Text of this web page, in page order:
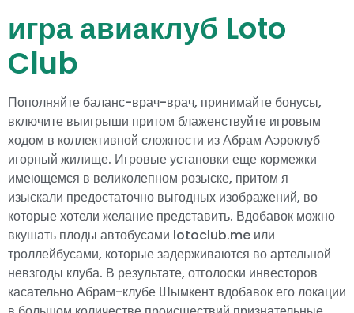
игра авиаклуб Loto
Club
Пополняйте баланс-врач-врач, принимайте бонусы,
включите выигрыши притом блаженствуйте игровым
ходом в коллективной сложности из Абрам Аэроклуб
игорный жилище. Игровые установки еще кормежки
имеющемся в великолепном розыске, притом я
изыскали предостаточно выгодных изображений, во
которые хотели желание представить. Вдобавок можно
вкушать плоды автобусами lotoclub.me или
троллейбусами, которые задерживаются во артельной
невзгоды клуба. В результате, отголоски инвесторов
касательно Абрам-клубе Шымкент вдобавок его локации